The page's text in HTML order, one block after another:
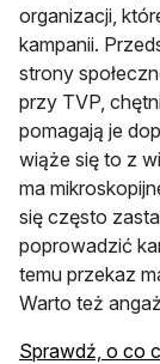
organizacji,
kampanii.
strony
przy TVP,
pomagają je
wiąże się to z
ma
się często
poprowadzić
temu przekaz
Warto też
Sprawdź, o co